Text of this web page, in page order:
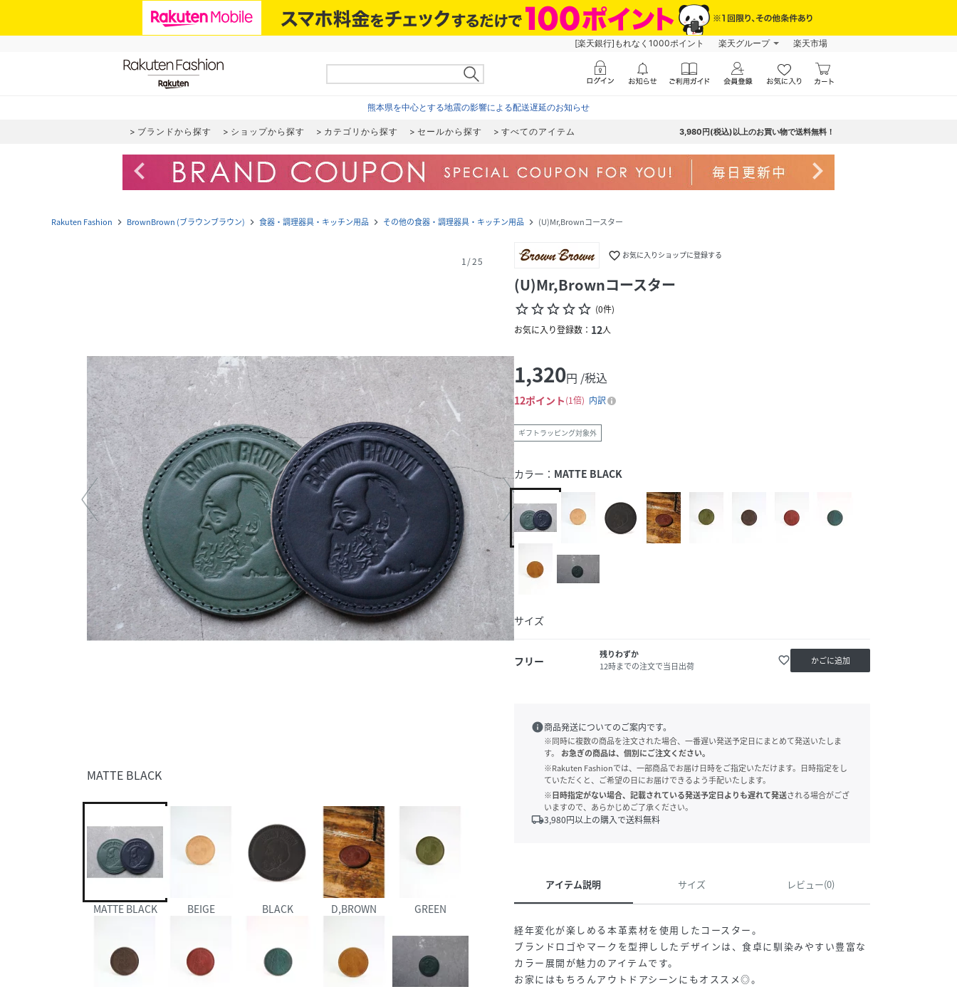
[楽天銀行]もれなく1000ポイント 楽天グループ 楽天市場
熊本県を中心とする地震の影響による配送遅延のお知らせ
ブランドから探す ショップから探す カテゴリから探す セールから探す すべてのアイテム 3,980円(税込)以上のお買い物で送料無料！
navigate_before navigate_next
Rakuten Fashion navigate_next BrownBrown (ブラウンブラウン) navigate_next 食器・調理器具・キッチン用品 navigate_next その他の食器・調理器具・キッチン用品 navigate_next (U)Mr,Brownコースター
1/25
MATTE BLACK
MATTE BLACK BEIGE BLACK D,BROWN GREEN
favorite_border お気に入りショップに登録する
(U)Mr,Brownコースター
star_borderstar_borderstar_borderstar_borderstar_border (0件)
お気に入り登録数： 12人
1,320円 /税込
12ポイント 1倍 内訳
ギフトラッピング対象外
カラー： MATTE BLACK
サイズ
フリー
残りわずか
12時までの注文で当日出荷
favorite_border かごに追加
info商品発送についてのご案内です。
※同時に複数の商品を注文された場合、一番遅い発送予定日にまとめて発送いたしま
す。
お急ぎの商品は、個別にご注文ください。
※Rakuten Fashionでは、一部商品でお届け日時をご指定いただけます。日時指定をし
ていただくと、ご希望の日にお届けできるよう手配いたします。
※日時指定がない場合、記載されている発送予定日よりも遅れて発送される場合がござ
いますので、あらかじめご了承ください。
local_shipping3,980円以上の購入で送料無料
アイテム説明 サイズ レビュー(0)
経年変化が楽しめる本革素材を使用したコースター。
ブランドロゴやマークを型押ししたデザインは、食卓に馴染みやすい豊富な
カラー展開が魅力のアイテムです。
お家にはもちろんアウトドアシーンにもオススメ◎。